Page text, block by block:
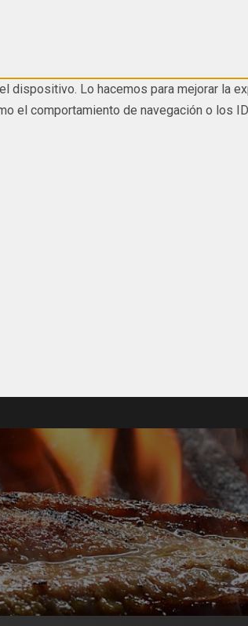
Lo hacemos para mejorar la
el comportamiento de navegación o los